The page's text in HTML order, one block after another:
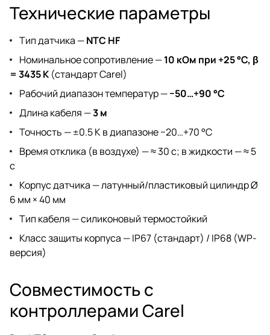
Технические параметры
Тип датчика —NTC HF
Номинальное сопротивление —10 кОм при +25 °C, β
= 3435 K (стандарт Carel)
Рабочий диапазон температур —−50…+90 °C
Длина кабеля —3 м
Точность — ±0.5 K в диапазоне −20…+70 °C
Время отклика (в воздухе) — ≈ 30 с; в жидкости — ≈ 5
с
Корпус датчика — латунный/пластиковый цилиндр Ø
6 мм × 40 мм
Тип кабеля — силиконовый термостойкий
Класс защиты корпуса — IP67 (стандарт) / IP68 (WP-
версия)
Совместимость с
контроллерами Carel